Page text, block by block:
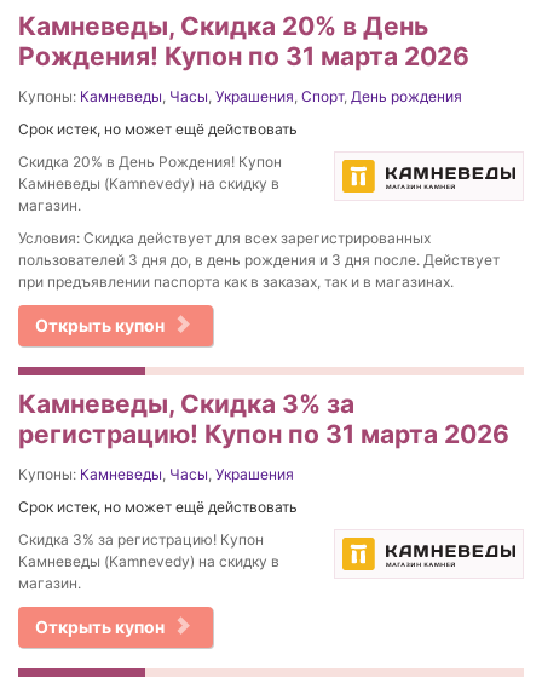
Камневеды, Скидка 20% в День
Рождения! Купон по 31 марта 2026
Купоны: Камневеды, Часы, Украшения, Спорт, День рождения
Срок истек, но может ещё действовать
Скидка 20% в День Рождения! Купон
Камневеды (Kamnevedy) на скидку в
магазин.
Условия: Скидка действует для всех зарегистрированных
пользователей 3 дня до, в день рождения и 3 дня после. Действует
при предъявлении паспорта как в заказах, так и в магазинах.
Открыть купон
Камневеды, Скидка 3% за
регистрацию! Купон по 31 марта 2026
Купоны: Камневеды, Часы, Украшения
Срок истек, но может ещё действовать
Скидка 3% за регистрацию! Купон
Камневеды (Kamnevedy) на скидку в
магазин.
Открыть купон